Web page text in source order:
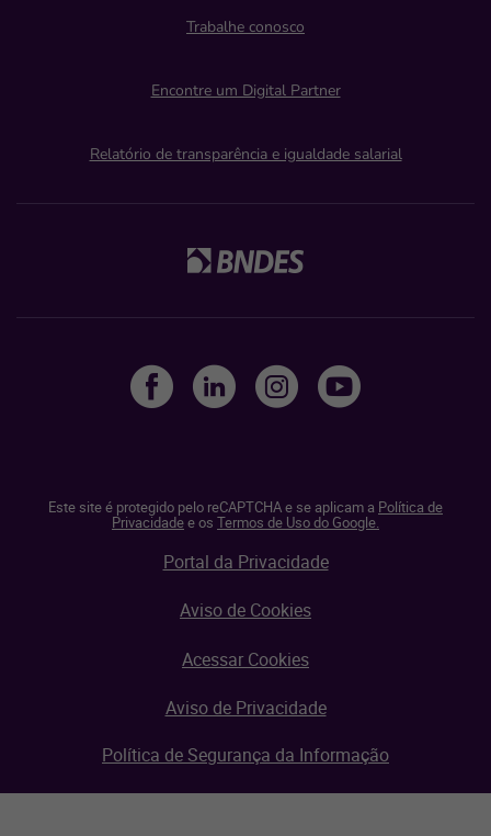
Trabalhe conosco
Encontre um Digital Partner
Relatório de transparência e igualdade salarial
Este site é protegido pelo reCAPTCHA e se aplicam a Política de
Privacidadee os Termos de Uso do Google.
Portal da Privacidade
Aviso de Cookies
Acessar Cookies
Aviso de Privacidade
Política de Segurança da Informação